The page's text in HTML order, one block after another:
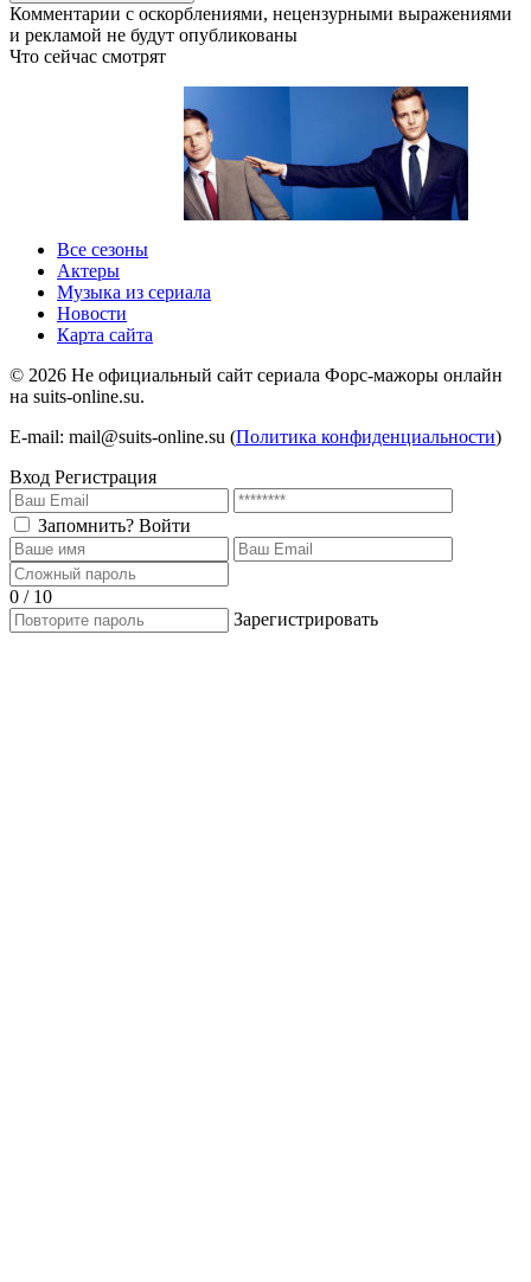
Комментарии с оскорблениями, нецензурными выражениями
и рекламой не будут опубликованы
Что сейчас смотрят
Все сезоны
Актеры
Музыка из сериала
Новости
Карта сайта
© 2026 Не официальный сайт сериала Форс-мажоры онлайн
на suits-online.su.
E-mail: mail@suits-online.su (Политика конфиденциальности)
Вход Регистрация
Запомнить? Войти
0 / 10
Зарегистрировать